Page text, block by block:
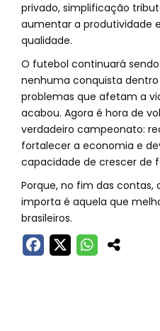
privado, simplificação
aumentar a produtividade
qualidade.
O futebol continuará
nenhuma conquista
problemas que afetam a
acabou. Agora é hora de
verdadeiro campeonato:
fortalecer a economia e
capacidade de crescer de
Porque, no fim das
importa é aquela que
brasileiros.